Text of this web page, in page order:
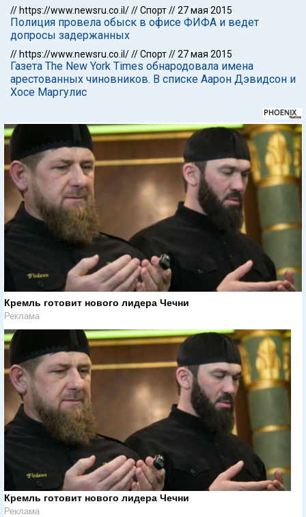
// https://www.newsru.co.il///Спорт//27 мая 2015
Полиция провела обыск в офисе ФИФА и ведет
допросы задержанных
// https://www.newsru.co.il///Спорт//27 мая 2015
Газета The New York Times обнародовала имена
арестованных чиновников. В списке Аарон Дэвидсон и
Хосе Маргулис
Кремль готовит нового лидера Чечни
Реклама
Кремль готовит нового лидера Чечни
Реклама